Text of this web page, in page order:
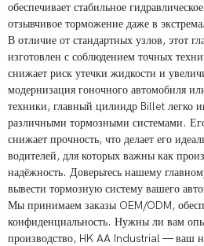
обеспечивает стабильное
отзывчивое торможение даже в
В отличие от стандартных узлов, этот
изготовлен с соблюдением точных
снижает риск утечки жидкости и
модернизация гоночного автомобиля
техники, главный цилиндр Billet легко
различными тормозными системами.
снижает прочность, что делает его
водителей, для которых важны как
надёжность. Доверьтесь нашему
вывести тормозную систему вашего
Мы принимаем заказы OEM/ODM,
конфиденциальность. Нужны ли вам
производство, HK AA Industrial — ваш